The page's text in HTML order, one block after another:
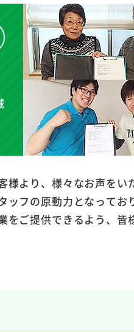
より、様々なお声を
フの原動力となって
ご提供できるよう、